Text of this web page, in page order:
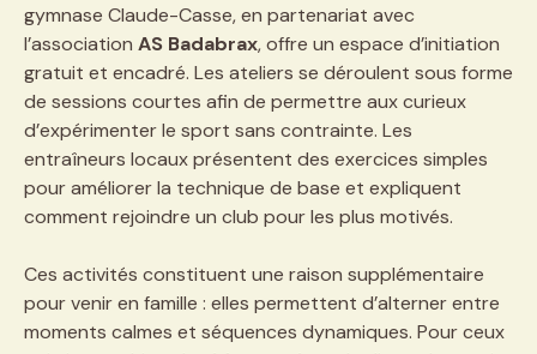
gymnase Claude-Casse, en partenariat avec
l’association AS Badabrax, offre un espace d’initiation
gratuit et encadré. Les ateliers se déroulent sous forme
de sessions courtes afin de permettre aux curieux
d’expérimenter le sport sans contrainte. Les
entraîneurs locaux présentent des exercices simples
pour améliorer la technique de base et expliquent
comment rejoindre un club pour les plus motivés.
Ces activités constituent une raison supplémentaire
pour venir en famille : elles permettent d’alterner entre
moments calmes et séquences dynamiques. Pour ceux